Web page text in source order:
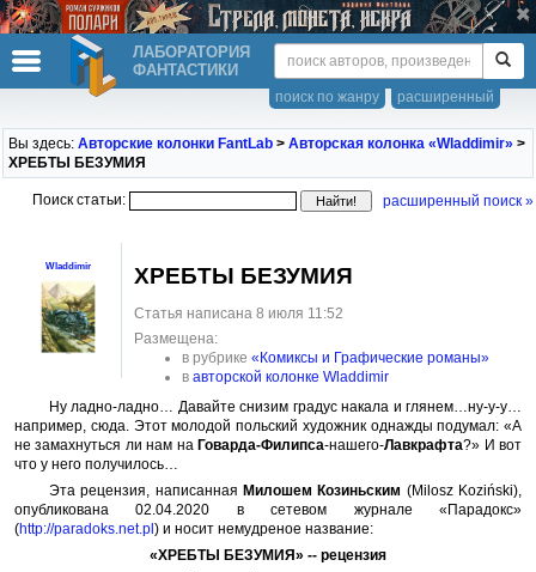
ЛАБОРАТОРИЯ
ФАНТАСТИКИ
расширенный
поиск по жанру
Вы здесь: Авторские колонки FantLab > Авторская колонка «Wladdimir» >
ХРЕБТЫ БЕЗУМИЯ
Поиск статьи: расширенный поиск »
Wladdimir ХРЕБТЫ БЕЗУМИЯ
Статья написана 8 июля 11:52
Размещена:
в рубрике «Комиксы и Графические романы»
в авторской колонке Wladdimir
Ну ладно-ладно… Давайте снизим градус накала и глянем…ну-у-у…
например, сюда. Этот молодой польский художник однажды подумал: «А
не замахнуться ли нам на Говарда-Филипса-нашего-Лавкрафта?» И вот
что у него получилось…
Эта рецензия, написанная Милошем Козиньским (Milosz Koziński),
опубликована 02.04.2020 в сетевом журнале «Парадокс»
(http://paradoks.net.pl ) и носит немудреное название:
«ХРЕБТЫ БЕЗУМИЯ» -- рецензия